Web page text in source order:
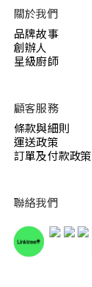
關於我們
品牌故事
創辦人
星級廚師
顧客服務
條款與細則
運送政策
訂單及付款政策
聯絡我們